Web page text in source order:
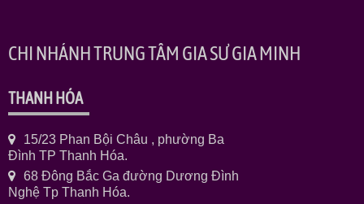
CHI NHÁNH TRUNG TÂM GIA SƯ GIA MINH
THANH HÓA
15/23 Phan Bội Châu , phường Ba
Đình TP Thanh Hóa.
68 Đông Bắc Ga đường Dương Đình
Nghệ Tp Thanh Hóa.